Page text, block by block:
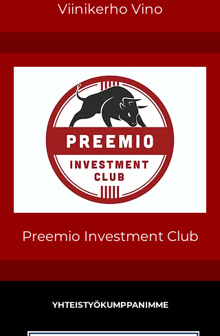
Viinikerho Vino
Preemio Investment Club
YHTEISTYÖKUMPPANIMME